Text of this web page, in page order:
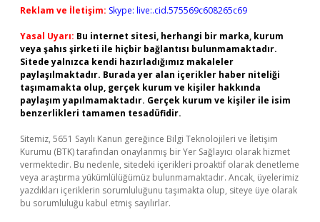
Reklam ve İletişim: Skype: live:.cid.575569c608265c69
Yasal Uyarı: Bu internet sitesi, herhangi bir marka, kurum
veya şahıs şirketi ile hiçbir bağlantısı bulunmamaktadır.
Sitede yalnızca kendi hazırladığımız makaleler
paylaşılmaktadır. Burada yer alan içerikler haber niteliği
taşımamakta olup, gerçek kurum ve kişiler hakkında
paylaşım yapılmamaktadır. Gerçek kurum ve kişiler ile isim
benzerlikleri tamamen tesadüfidir.
Sitemiz, 5651 Sayılı Kanun gereğince Bilgi Teknolojileri ve İletişim
Kurumu (BTK) tarafından onaylanmış bir Yer Sağlayıcı olarak hizmet
vermektedir. Bu nedenle, sitedeki içerikleri proaktif olarak denetleme
veya araştırma yükümlülüğümüz bulunmamaktadır. Ancak, üyelerimiz
yazdıkları içeriklerin sorumluluğunu taşımakta olup, siteye üye olarak
bu sorumluluğu kabul etmiş sayılırlar.